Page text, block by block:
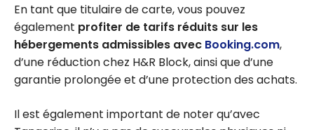
En tant que titulaire de carte, vous pouvez
également profiter de tarifs réduits sur les
hébergements admissibles avec Booking.com,
d’une réduction chez H&R Block, ainsi que d’une
garantie prolongée et d’une protection des achats.
Il est également important de noter qu’avec